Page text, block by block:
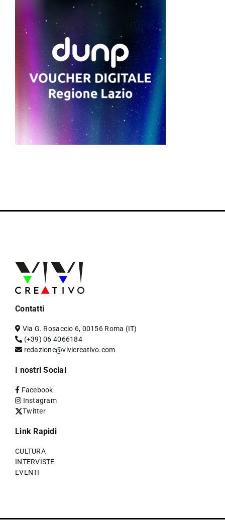
Contatti
Via G. Rosaccio 6, 00156 Roma (IT)
(+39) 06 4066184
redazione@vivicreativo.com
I nostri Social
Facebook
Instagram
Twitter
Link Rapidi
CULTURA
INTERVISTE
EVENTI